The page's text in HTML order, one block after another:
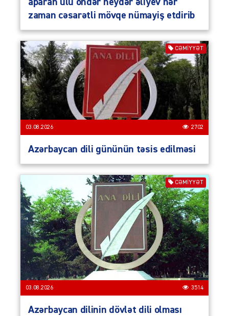
aparan ulu öndər heydər əliyev hər
zaman cəsarətli mövqe nümayiş etdirib
CƏMIYYƏT
03.08.2026 2702
Azərbaycan dili gününün təsis edilməsi
CƏMIYYƏT
03.08.2026 3514
Azərbaycan dilinin dövlət dili olması